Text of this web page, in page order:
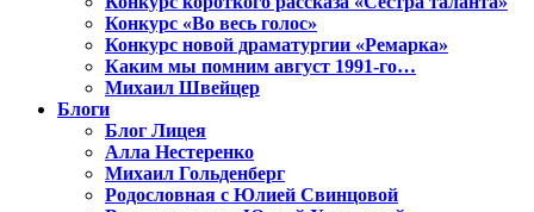
Конкурс «Во весь голос»
Конкурс новой драматургии «Ремарка»
Каким мы помним август 1991-го…
Михаил Швейцер
Блоги
Блог Лицея
Алла Нестеренко
Михаил Гольденберг
Родословная с Юлией Свинцовой